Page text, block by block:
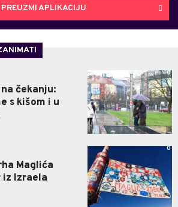
PREUZMI APLIKACIJU
čekanju:
s kišom i u
0
Maglića
iz Izraela
0